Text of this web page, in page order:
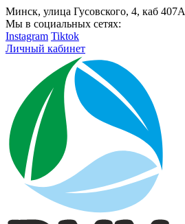
Минск, улица Гусовского, 4, каб 407А
Мы в социальных сетях:
Instagram Tiktok
Личный кабинет